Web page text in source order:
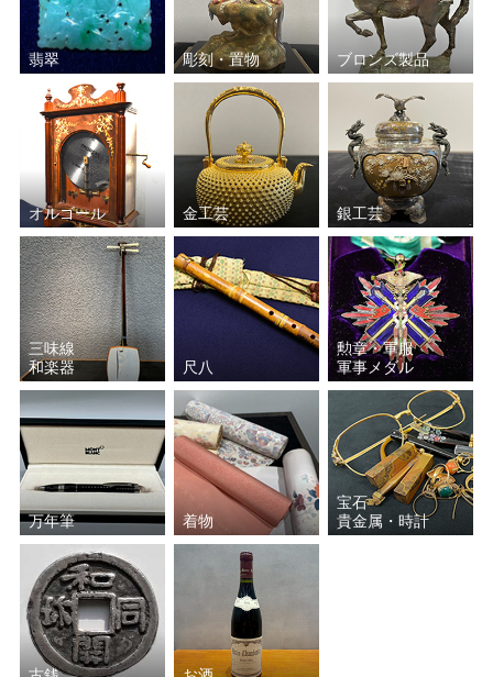
翡翠 彫刻・置物 ブロンズ製品
オルゴール 金工芸 銀工芸
三味線
和楽器
尺八
勲章・軍服
軍事メダル
万年筆 着物
宝石
貴金属・時計